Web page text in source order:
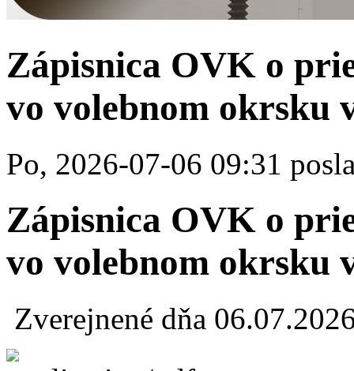
Zápisnica OVK o
vo volebnom okrsku
Po, 2026-07-06 09:31
Zápisnica OVK o
vo volebnom okrsku
Zverejnené dňa